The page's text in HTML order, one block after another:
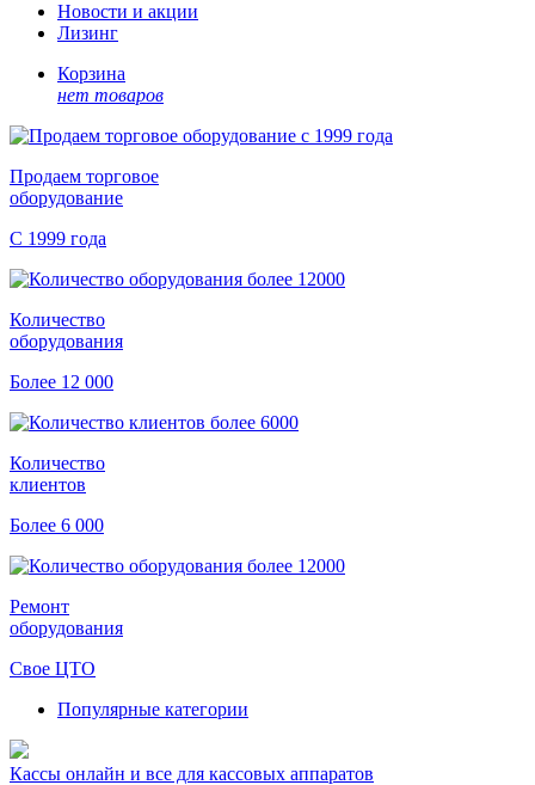
Новости и акции
Лизинг
Корзина
нет товаров
Продаем торговое
оборудование
С 1999 года
Количество
оборудования
Более 12 000
Количество
клиентов
Более 6 000
Ремонт
оборудования
Свое ЦТО
Популярные категории
Кассы онлайн и все для кассовых аппаратов